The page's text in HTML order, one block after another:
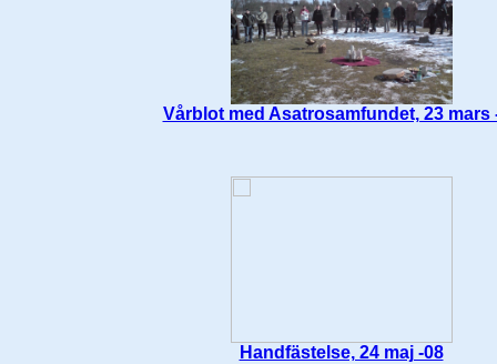
Vårblot med Asatrosamfundet, 23 mars
Handfästelse, 24 maj -08